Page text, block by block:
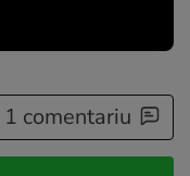
1 comentariu